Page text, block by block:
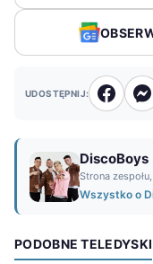
UDOSTĘPNIJ:
DiscoBoys
Strona
Wszystko o
PODOBNE TELEDYSKI